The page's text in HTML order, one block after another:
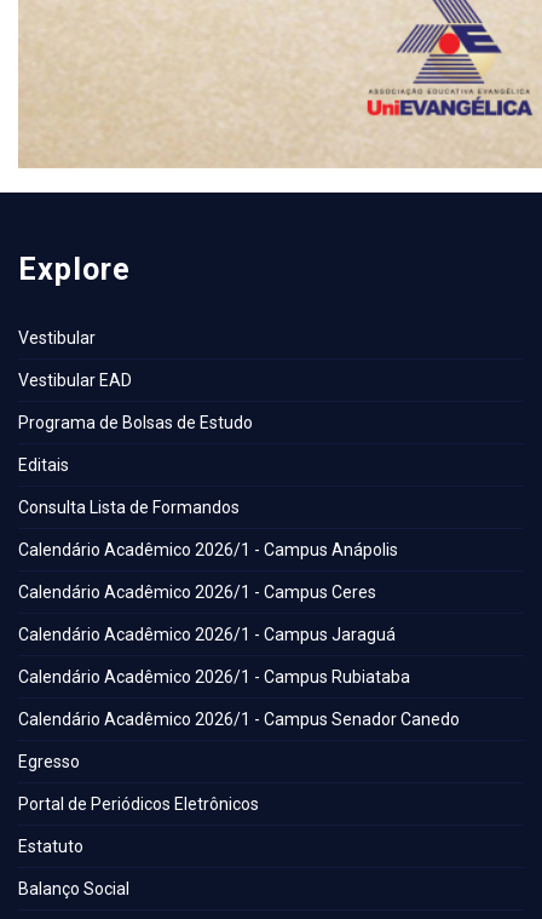
Explore
Vestibular
Vestibular EAD
Programa de Bolsas de Estudo
Editais
Consulta Lista de Formandos
Calendário Acadêmico 2026/1 - Campus Anápolis
Calendário Acadêmico 2026/1 - Campus Ceres
Calendário Acadêmico 2026/1 - Campus Jaraguá
Calendário Acadêmico 2026/1 - Campus Rubiataba
Calendário Acadêmico 2026/1 - Campus Senador Canedo
Egresso
Portal de Periódicos Eletrônicos
Estatuto
Balanço Social